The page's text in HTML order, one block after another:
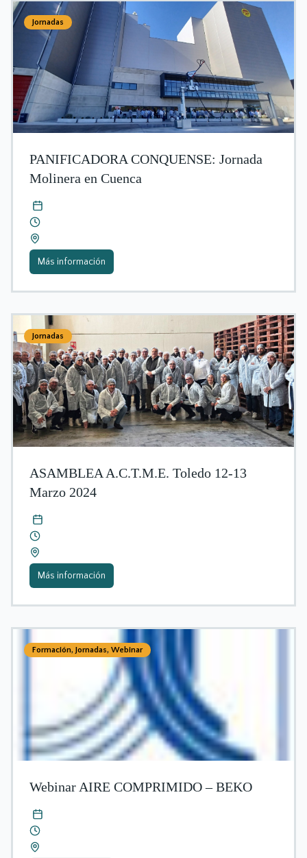
Jornadas
PANIFICADORA CONQUENSE: Jornada
Molinera en Cuenca
Más información
Jornadas
ASAMBLEA A.C.T.M.E. Toledo 12-13
Marzo 2024
Más información
Formación, Jornadas, Webinar
Webinar AIRE COMPRIMIDO – BEKO